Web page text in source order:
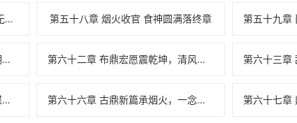
第五十七章 一鼎一味一乾坤 此生无憾赵流年 第五十八章 烟火收官 食神圆满落终章
第六十一章 御赐殊荣归食府，暗潮涌动寻鼎踪 第六十二章 布鼎宏愿震乾坤，清风入袖定山河
第六十五章 古鼎现世心魂撼，阴谋渐露险象生 第六十六章 古鼎新篇承烟火，一念清宁定乾坤